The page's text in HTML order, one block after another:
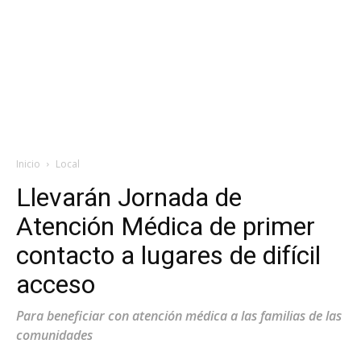
Inicio Local
Llevarán Jornada de
Atención Médica de primer
contacto a lugares de difícil
acceso
Para beneficiar con atención médica a las familias de las
comunidades